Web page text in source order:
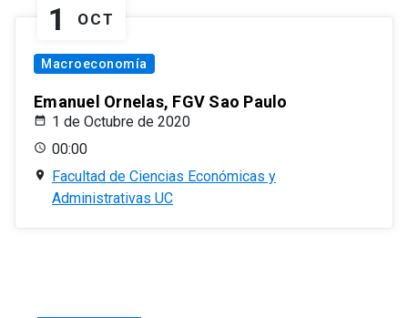
1 OCT
Macroeconomía
Emanuel Ornelas, FGV Sao Paulo
1 de Octubre de 2020
00:00
Facultad de Ciencias Económicas y
Administrativas UC